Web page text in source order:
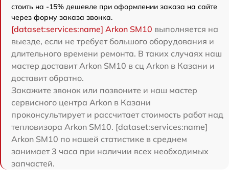
стоить на -15% дешевле при оформлении заказа на сайте
через форму заказа звонка.
[dataset:services:name] Arkon SM10 выполняется на
выезде, если не требует большого оборудования и
длительного времени ремонта. В таких случаях наш
мастер доставит Arkon SM10 в сц Arkon в Казани и
доставит обратно.
Закажите звонок или позвоните и наш мастер
сервисного центра Arkon в Казани
проконсультирует и рассчитает стоимость работ над
тепловизора Arkon SM10. [dataset:services:name]
Arkon SM10 по нашей статистике в среднем
занимает 3 часа при наличии всех необходимых
запчастей.